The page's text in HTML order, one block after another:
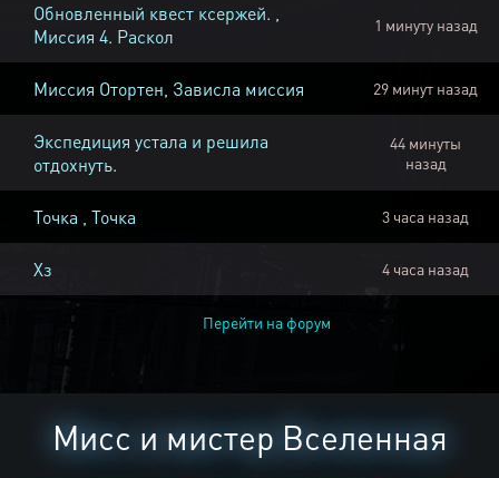
Обновленный квест ксержей. ,
Миссия 4. Раскол
1 минуту назад
Миссия Отортен, Зависла миссия 29 минут назад
Экспедиция устала и решила
отдохнуть.
44 минуты
назад
Точка , Точка 3 часа назад
Хз 4 часа назад
Перейти на форум
Мисс и мистер Вселенная